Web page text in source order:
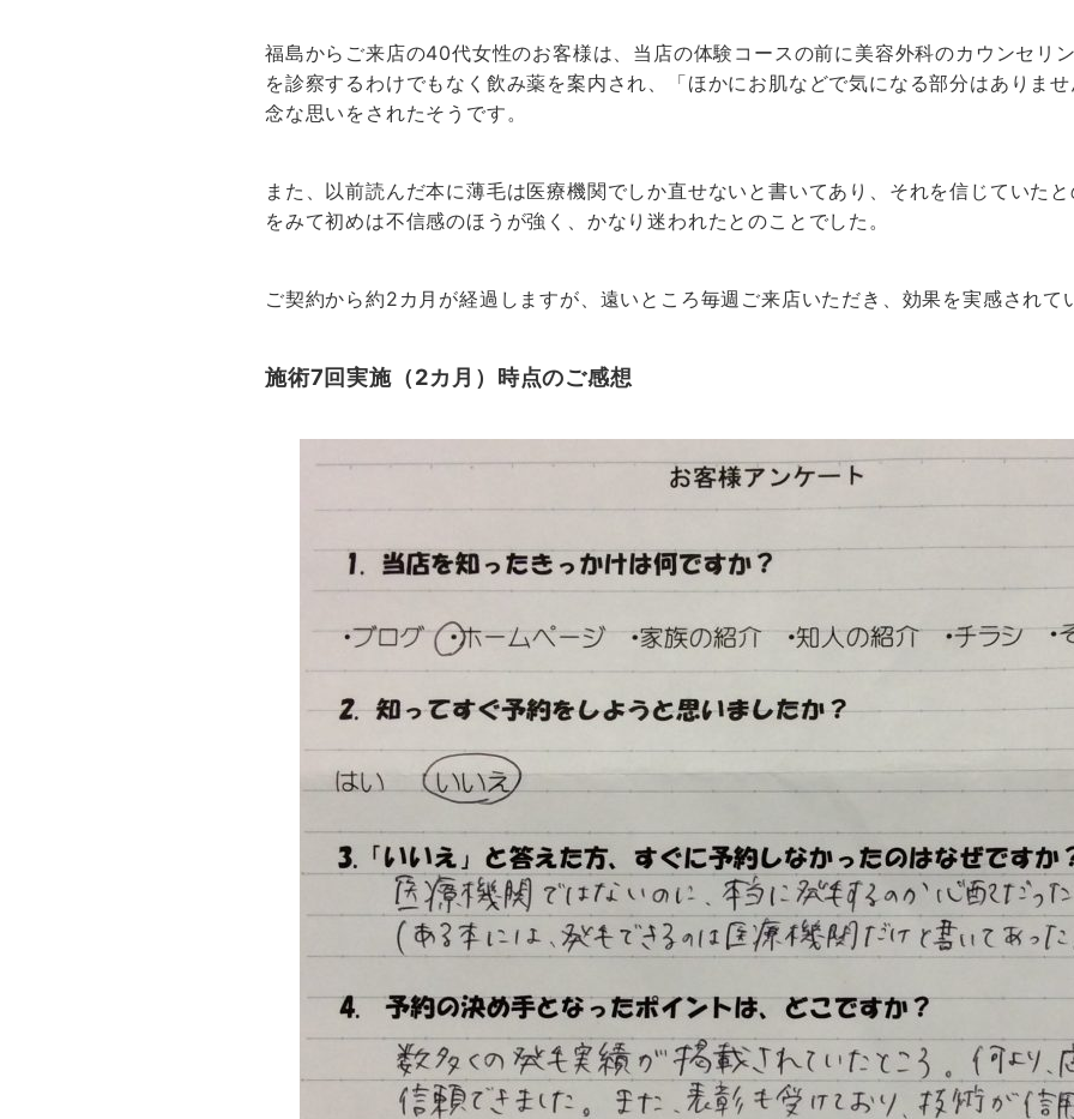
福島からご来店の40代女性のお客様は、当店の体験コースの前に美容外科のカウンセリ
を診察するわけでもなく飲み薬を案内され、「ほかにお肌などで気になる部分はありま
念な思いをされたそうです。
また、以前読んだ本に薄毛は医療機関でしか直せないと書いてあり、それを信じていた
をみて初めは不信感のほうが強く、かなり迷われたとのことでした。
ご契約から約2カ月が経過しますが、遠いところ毎週ご来店いただき、効果を実感されて
施術7回実施（2カ月）時点のご感想